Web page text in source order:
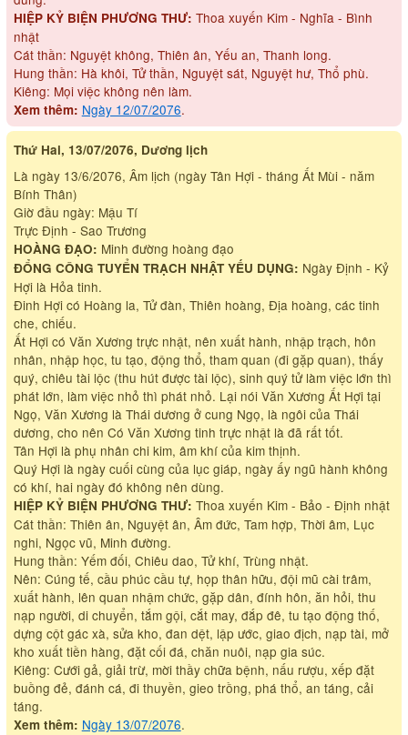
HIỆP KỶ BIỆN PHƯƠNG THƯ: Thoa xuyến Kim - Nghĩa - Bình
nhật
Cát thần: Nguyệt không, Thiên ân, Yếu an, Thanh long.
Hung thần: Hà khôi, Tử thần, Nguyệt sát, Nguyệt hư, Thổ phù.
Kiêng: Mọi việc không nên làm.
Xem thêm: Ngày 12/07/2076.
Thứ Hai, 13/07/2076, Dương lịch
Là ngày 13/6/2076, Âm lịch (ngày Tân Hợi - tháng Ất Mùi - năm
Bính Thân)
Giờ đầu ngày: Mậu Tí
Trực Định - Sao Trương
HOÀNG ĐẠO: Minh đường hoàng đạo
ĐỔNG CÔNG TUYỂN TRẠCH NHẬT YẾU DỤNG: Ngày Định - Kỷ
Hợi là Hỏa tinh.
Đinh Hợi có Hoàng la, Tử đàn, Thiên hoàng, Địa hoàng, các tinh
che, chiếu.
Ất Hợi có Văn Xương trực nhật, nên xuất hành, nhập trạch, hôn
nhân, nhập học, tu tạo, động thổ, tham quan (đi gặp quan), thấy
quý, chiêu tài lộc (thu hút được tài lộc), sinh quý tử làm việc lớn thì
phát lớn, làm việc nhỏ thì phát nhỏ. Lại nói Văn Xương Ất Hợi tại
Ngọ, Văn Xương là Thái dương ở cung Ngọ, là ngôi của Thái
dương, cho nên Có Văn Xương tinh trực nhật là đã rất tốt.
Tân Hợi là phụ nhân chi kim, âm khí của kim thịnh.
Quý Hợi là ngày cuối cùng của lục giáp, ngày ấy ngũ hành không
có khí, hai ngày đó không nên dùng.
HIỆP KỶ BIỆN PHƯƠNG THƯ: Thoa xuyến Kim - Bảo - Định nhật
Cát thần: Thiên ân, Nguyệt ân, Âm đức, Tam hợp, Thời âm, Lục
nghi, Ngọc vũ, Minh đường.
Hung thần: Yếm đối, Chiêu dao, Tử khí, Trùng nhật.
Nên: Cúng tế, cầu phúc cầu tự, họp thân hữu, đội mũ cài trâm,
xuất hành, lên quan nhậm chức, gặp dân, đính hôn, ăn hỏi, thu
nạp người, di chuyển, tắm gội, cắt may, đắp đê, tu tạo động thố,
dựng cột gác xà, sửa kho, đan dệt, lập ước, giao địch, nạp tài, mở
kho xuất tiền hàng, đặt cối đá, chăn nuôi, nạp gia súc.
Kiêng: Cưới gả, giải trừ, mời thầy chữa bệnh, nấu rượu, xếp đặt
buồng đẻ, đánh cá, đi thuyền, gieo trồng, phá thổ, an táng, cải
táng.
Xem thêm: Ngày 13/07/2076.